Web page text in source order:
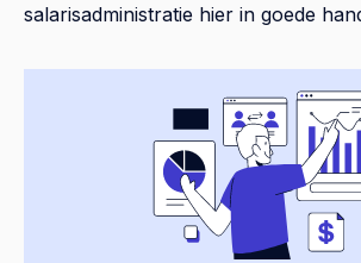
salarisadministratie hier in goede